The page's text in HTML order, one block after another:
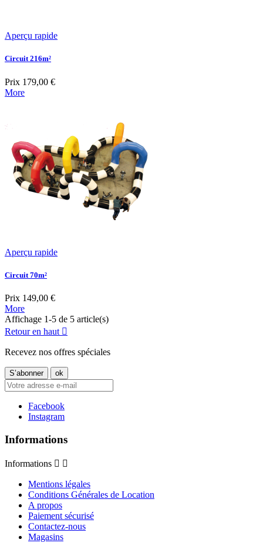
Aperçu rapide
Circuit 216m²
Prix 179,00 €
More
Aperçu rapide
Circuit 70m²
Prix 149,00 €
More
Affichage 1-5 de 5 article(s)
Retour en haut 
Recevez nos offres spéciales
Facebook
Instagram
Informations
Informations  
Mentions légales
Conditions Générales de Location
A propos
Paiement sécurisé
Contactez-nous
Magasins